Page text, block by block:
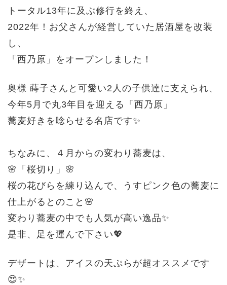
トータル13年に及ぶ修行を終え、
2022年！ お父さんが経営していた居酒屋を改装
し、
「西乃原」をオープンしました！
奥様 蒔子さんと可愛い2人の子供達に支えられ、
今年5月で丸3年目を迎える「西乃原」
蕎麦好きを唸らせる名店です✨
ちなみに、４月からの変わり蕎麦は、
🌸「桜切り」🌸
桜の花びらを練り込んで、うすピンク色の蕎麦に
仕上がるとのこと🌸
変わり蕎麦の中でも人気が高い逸品✨
是非、足を運んで下さい💖
デザートは、アイスの天ぷらが超オススメです
😍✨